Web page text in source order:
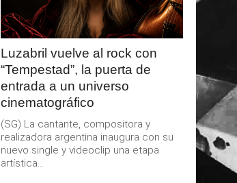
Luzabril vuelve al rock con
“Tempestad”, la puerta de
entrada a un universo
cinematográfico
(SG) La cantante, compositora y
realizadora argentina inaugura con su
nuevo single y videoclip una etapa
artística...